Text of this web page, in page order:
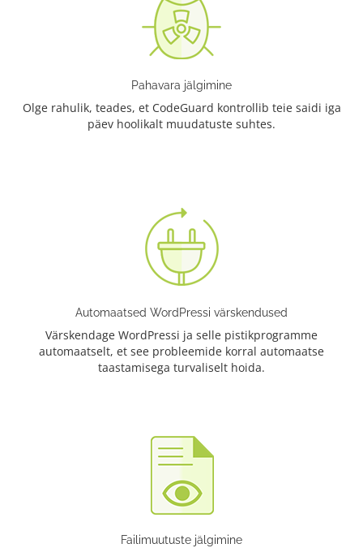
Pahavara jälgimine
Olge rahulik, teades, et CodeGuard kontrollib teie saidi iga
päev hoolikalt muudatuste suhtes.
Automaatsed WordPressi värskendused
Värskendage WordPressi ja selle pistikprogramme
automaatselt, et see probleemide korral automaatse
taastamisega turvaliselt hoida.
Failimuutuste jälgimine